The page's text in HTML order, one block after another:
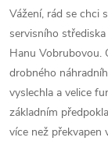
Vážení, rád se chci
servisního
Hanu Vobrubovou.
drobného
vyslechla a velice
základním
více než překvapen